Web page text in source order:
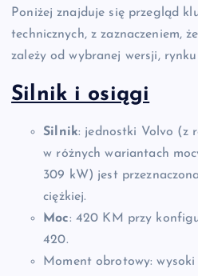
Poniżej znajduje się przegląd
technicznych, z zaznaczeniem,
zależy od wybranej wersji,
Silnik i osiągi
Silnik: jednostki Volvo (z
w różnych wariantach
309 kW) jest
ciężkiej.
Moc: 420 KM przy
420.
Moment obrotowy: